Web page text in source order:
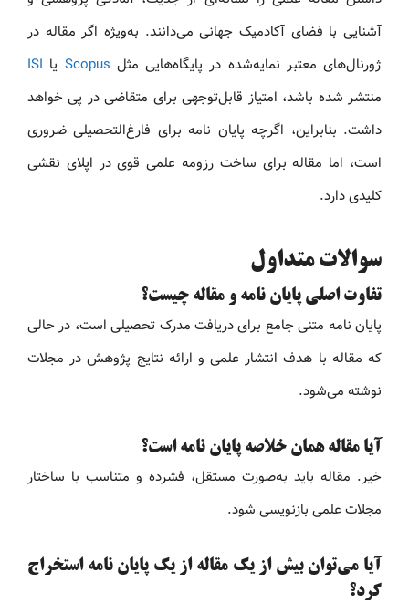
آشنایی با فضای آکادمیک جهانی می‌دانند. به‌ویژه اگر مقاله در
ژورنال‌های معتبر نمایه‌شده در پایگاه‌هایی مثل Scopus یا ISI
منتشر شده باشد، امتیاز قابل‌توجهی برای متقاضی در پی خواهد
داشت. بنابراین، اگرچه پایان نامه برای فارغ‌التحصیلی ضروری
است، اما مقاله برای ساخت رزومه علمی قوی در اپلای نقشی
کلیدی دارد.
سوالات متداول
تفاوت اصلی پایان نامه و مقاله چیست؟
پایان نامه متنی جامع برای دریافت مدرک تحصیلی است، در حالی
که مقاله با هدف انتشار علمی و ارائه نتایج پژوهش در مجلات
نوشته می‌شود.
آیا مقاله همان خلاصه پایان نامه است؟
خیر. مقاله باید به‌صورت مستقل، فشرده و متناسب با ساختار
مجلات علمی بازنویسی شود.
آیا می‌توان بیش از یک مقاله از یک پایان نامه استخراج
کرد؟